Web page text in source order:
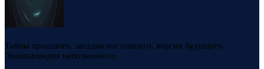
Тайны прошлого, загадки настоящего, версии будущего.
Энциклопедия непознанного.